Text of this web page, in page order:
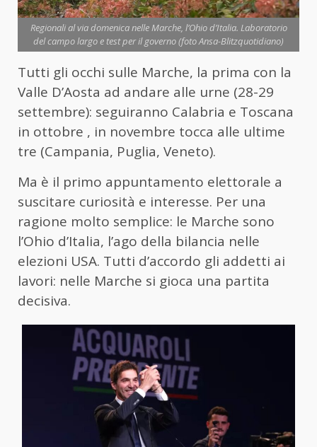
Regionali al via domenica nelle Marche, l’Ohio d’Italia. Laboratorio
del campo largo e test per il governo (foto Ansa-Blitzquotidiano)
Tutti gli occhi sulle Marche, la prima con la
Valle D’Aosta ad andare alle urne (28-29
settembre): seguiranno Calabria e Toscana
in ottobre , in novembre tocca alle ultime
tre (Campania, Puglia, Veneto).
Ma è il primo appuntamento elettorale a
suscitare curiosità e interesse. Per una
ragione molto semplice: le Marche sono
l’Ohio d’Italia, l’ago della bilancia nelle
elezioni USA. Tutti d’accordo gli addetti ai
lavori: nelle Marche si gioca una partita
decisiva.